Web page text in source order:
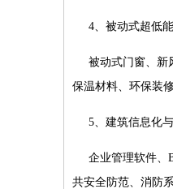
4、被动式超低
被动式门窗、新
保温材料、环保装
5、建筑信息化
企业管理软件、
共安全防范、消防